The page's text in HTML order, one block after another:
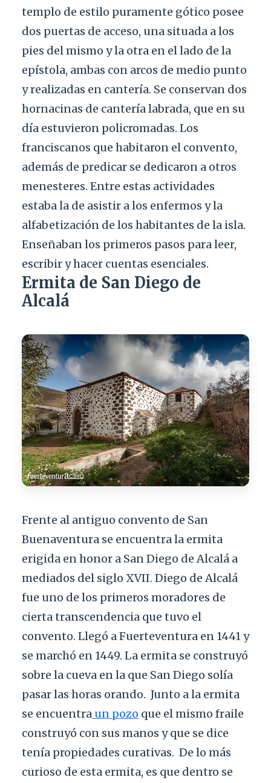
templo de estilo puramente gótico posee
dos puertas de acceso, una situada a los
pies del mismo y la otra en el lado de la
epístola, ambas con arcos de medio punto
y realizadas en cantería. Se conservan dos
hornacinas de cantería labrada, que en su
día estuvieron policromadas. Los
franciscanos que habitaron el convento,
además de predicar se dedicaron a otros
menesteres. Entre estas actividades
estaba la de asistir a los enfermos y la
alfabetización de los habitantes de la isla.
Enseñaban los primeros pasos para leer,
escribir y hacer cuentas esenciales.
Ermita de San Diego de
Alcalá
Frente al antiguo convento de San
Buenaventura se encuentra la ermita
erigida en honor a San Diego de Alcalá a
mediados del siglo XVII. Diego de Alcalá
fue uno de los primeros moradores de
cierta transcendencia que tuvo el
convento. Llegó a Fuerteventura en 1441 y
se marchó en 1449. La ermita se construyó
sobre la cueva en la que San Diego solía
pasar las horas orando. Junto a la ermita
se encuentra un pozo que el mismo fraile
construyó con sus manos y que se dice
tenía propiedades curativas. De lo más
curioso de esta ermita, es que dentro se